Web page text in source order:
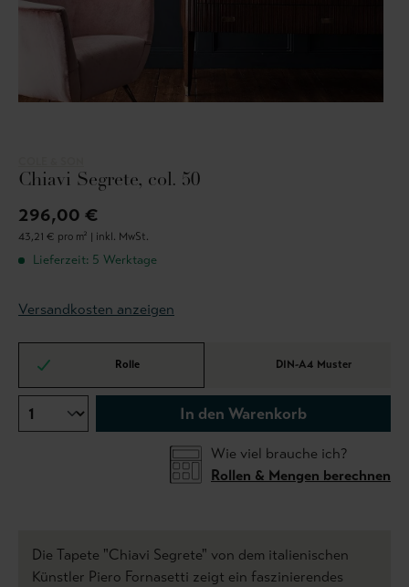
Chiavi Segrete, col. 50
296,00 €
43,21 € pro m² | inkl. MwSt.
Lieferzeit: 5 Werktage
Versandkosten anzeigen
Rolle DIN-A4 Muster
In den Warenkorb
Wie viel brauche ich?
Rollen & Mengen berechnen
Die Tapete "Chiavi Segrete" von dem italienischen
Künstler Piero Fornasetti zeigt ein faszinierendes